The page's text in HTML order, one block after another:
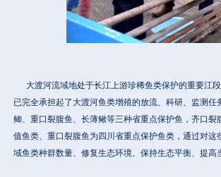
大渡河流域地处于长江上游珍稀鱼类保护的重要江段
已完全承担起了大渡河鱼类增殖的放流、科研、监测
鲫、重口裂腹鱼、长薄鳅等三种省重点保护鱼，齐口
值鱼类、重口裂腹鱼为四川省重点保护鱼类，通过对
域鱼类种群数量、修复生态环境、保持生态平衡、提高